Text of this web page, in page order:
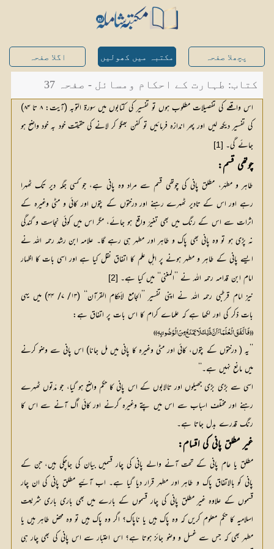
پچھلا صفحہ مکتبہ میں کھولیں اگلا صفحہ
کتاب: طہارت کے احکام ومسائل - صفحہ 37
اس واقعے کی تفصیلات مطلوب ہوں تو تفسیر کی کتابوں میں سورۃ التوبہ (آیت: ۸ تا ۸۴)
کی تفسیر دیکھ لیں اور پھر اندازہ فرمائیں تو کفن بھگو کر لانے کی حقیقت خود بہ خود واضح ہو
جائے گی۔ [1]
چوتھی قسم:
طاہر و مطہّر، مطلق پانی کی چوتھی قسم سے مراد وہ پانی ہے، جو کسی جگہ دیر تک ٹھہرا
رہے اور اس کے تادیر ٹھہرے رہنے اور درختوں کے پتوں اور کائی و مٹی وغیرہ کے
اثرات سے اس کے رنگ میں بھی تغیرّ واقع ہو جائے، مگر اس میں کوئی نجاست و گندگی
نہ پڑی ہو تو وہ پانی بھی پاک و طاہر اور مطہر ہی رہے گا۔ علامہ ابن رشد رحمہ اللہ نے
ایسے پانی کے طاہر و مطہر ہونے پر اہلِ علم کا اتفاق نقل کیا ہے اور اسی بات کا اظہار
امام ابن قدامہ رحمہ اللہ نے ’’المغني‘‘ میں کیا ہے۔ [2]
نیز امام قرطبی رحمہ اللہ نے اپنی تفسیر ’’الجامع لأحکام القرآن‘‘ (۱۳/ ۷/ ۴۴) میں یہی
بات ذکر کی اور لکھا ہے کہ علماے کرام کا اس بات پر اتفاق ہے:
(( فَاتَّفَقَ الْعُلَمَائُ اَنَّ ذَٰلِکَ لَا یَمْنَعُ مِنَ الْوُضُوئِ بِہٖ ))
’’یہ ( درختوں کے پتوں، کائی اور مٹی وغیرہ کا پانی میں مل جانا) اس پانی سے وضو کرنے
میں مانع نہیں ہے۔‘‘
اسی سے بڑی بڑی جھیلوں اور تالابوں کے اس پانی کا حکم واضح ہو گیا، جو مدّتوں ٹھہرے
رہنے اور مختلف اسباب سے اس میں پتے وغیرہ گرنے اور کائی اُگ آنے سے اس کا
رنگ قدرے بدل جاتا ہے۔
غیر مطلق پانی کی اقسام:
مطلق یا عام پانی کے تحت آنے والے پانی کی چار قسمیں بیان کی جاچکی ہیں، جن کے
پانی کو بالاتفاق پاک و طاہر اور مطہر قرار دیا گیا ہے۔ اب آئیے مطلق پانی کی ان چار
قسموں کے علاوہ غیر مطلق پانی کی چار قسموں کے بارے میں بھی باری باری شریعت
اسلامیہ کا حکم معلوم کریں کہ وہ پاک ہیں یا ناپاک؟ اگر وہ پاک ہیں تو وہ محض طاہر ہیں یا
مطہر بھی کہ جس سے غسل و وضو جائز ہوتا ہے؟ اس اعتبار سے اس پانی کی بھی چار ہی